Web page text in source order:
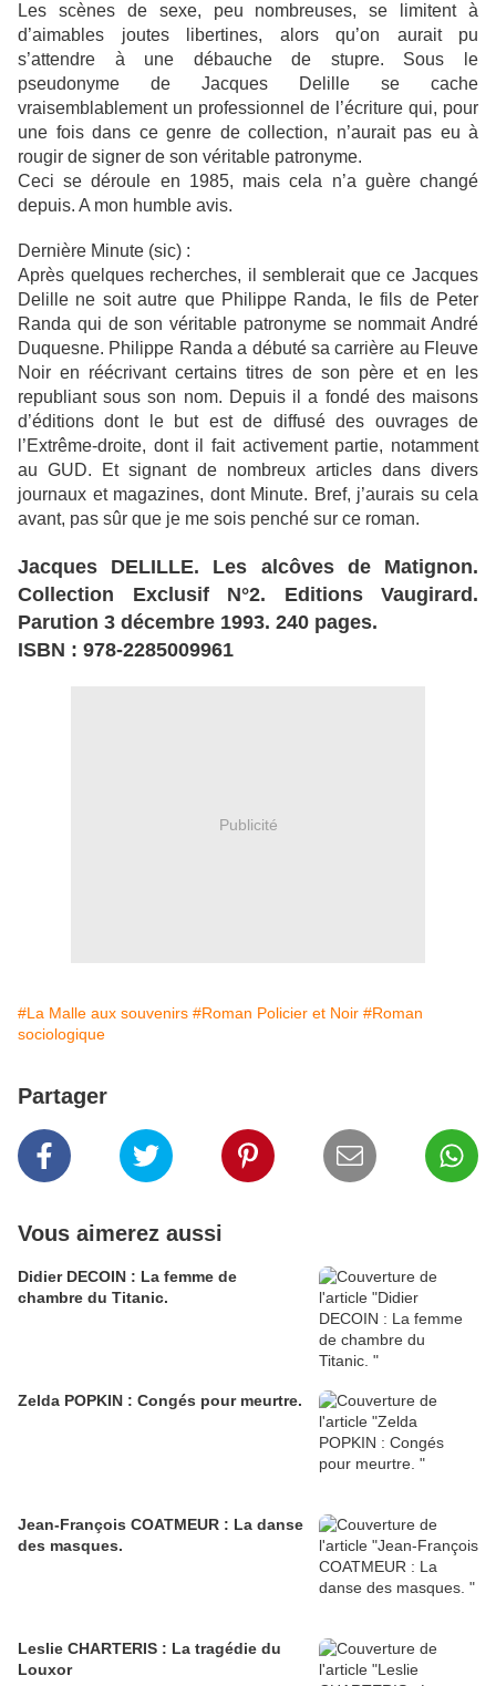
Les scènes de sexe, peu nombreuses, se limitent à
d’aimables joutes libertines, alors qu’on aurait pu
s’attendre à une débauche de stupre. Sous le
pseudonyme de Jacques Delille se cache
vraisemblablement un professionnel de l’écriture qui, pour
une fois dans ce genre de collection, n’aurait pas eu à
rougir de signer de son véritable patronyme.
Ceci se déroule en 1985, mais cela n’a guère changé
depuis. A mon humble avis.
Dernière Minute (sic) :
Après quelques recherches, il semblerait que ce Jacques
Delille ne soit autre que Philippe Randa, le fils de Peter
Randa qui de son véritable patronyme se nommait André
Duquesne. Philippe Randa a débuté sa carrière au Fleuve
Noir en réécrivant certains titres de son père et en les
republiant sous son nom. Depuis il a fondé des maisons
d’éditions dont le but est de diffusé des ouvrages de
l’Extrême-droite, dont il fait activement partie, notamment
au GUD. Et signant de nombreux articles dans divers
journaux et magazines, dont Minute. Bref, j’aurais su cela
avant, pas sûr que je me sois penché sur ce roman.
Jacques DELILLE. Les alcôves de Matignon.
Collection Exclusif N°2. Editions Vaugirard.
Parution 3 décembre 1993. 240 pages.
ISBN : 978-2285009961
Publicité
#La Malle aux souvenirs #Roman Policier et Noir #Roman
sociologique
Partager
Vous aimerez aussi
Didier DECOIN : La femme de
chambre du Titanic.
Zelda POPKIN : Congés pour meurtre.
Jean-François COATMEUR : La danse
des masques.
Leslie CHARTERIS : La tragédie du
Louxor